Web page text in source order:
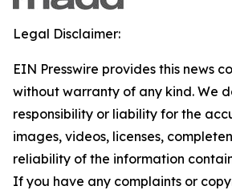
Legal Disclaimer:
EIN Presswire provides this news
without warranty of any kind. We
responsibility or liability for the
images, videos, licenses,
reliability of the information
If you have any complaints or